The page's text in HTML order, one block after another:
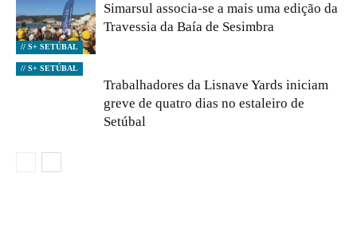
// S+ SETÚBAL
Simarsul associa-se a mais uma edição da
Travessia da Baía de Sesimbra
// S+ SETÚBAL
Trabalhadores da Lisnave Yards iniciam
greve de quatro dias no estaleiro de
Setúbal